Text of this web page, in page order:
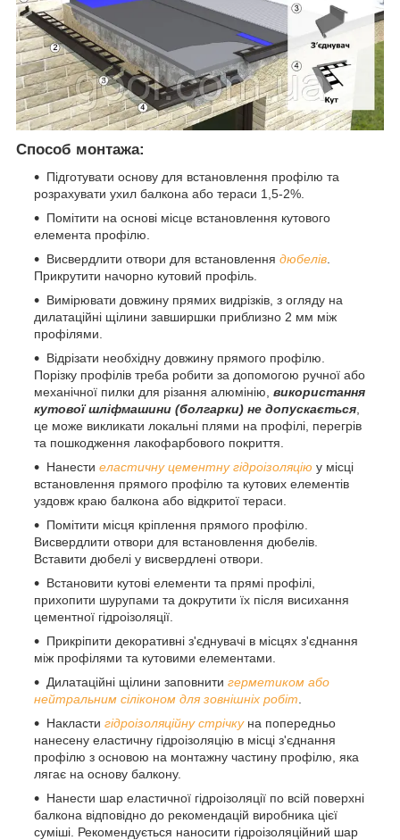
Способ монтажа:
Підготувати основу для встановлення профілю та
розрахувати ухил балкона або тераси 1,5-2%.
Помітити на основі місце встановлення кутового
елемента профілю.
Висвердлити отвори для встановлення дюбелів
Прикрутити начорно кутовий профіль.
Вимірювати довжину прямих видрізків, з огляду на
дилатаційні щілини завширшки приблизно 2 мм між
профілями.
Відрізати необхідну довжину прямого профілю.
Порізку профілів треба робити за допомогою ручної або
механічної пилки для різання алюмінію, використання
кутової шліфмашини (болгарки) не допускається
це може викликати локальні плями на профілі, перегрів
та пошкодження лакофарбового покриття.
Нанести еластичну цементну гідроізоляцію у місці
встановлення прямого профілю та кутових елементів
уздовж краю балкона або відкритої тераси.
Помітити місця кріплення прямого профілю.
Висвердлити отвори для встановлення дюбелів.
Вставити дюбелі у висвердлені отвори.
Встановити кутові елементи та прямі профілі,
прихопити шурупами та докрутити їх після висихання
цементної гідроізоляції.
Прикріпити декоративні з'єднувачі в місцях з'єднання
між профілями та кутовими елементами.
Дилатаційні щілини заповнити герметиком або
нейтральним сіліконом для зовнішніх робіт
Накласти гідроізоляційну стрічкуна попередньо
нанесену еластичну гідроізоляцію в місці з'єднання
профілю з основою на монтажну частину профілю, яка
лягає на основу балкону.
Нанести шар еластичної гідроізоляції по всій поверхні
балкона відповідно до рекомендацій виробника цієї
суміші. Рекомендується наносити гідроізоляційний шар